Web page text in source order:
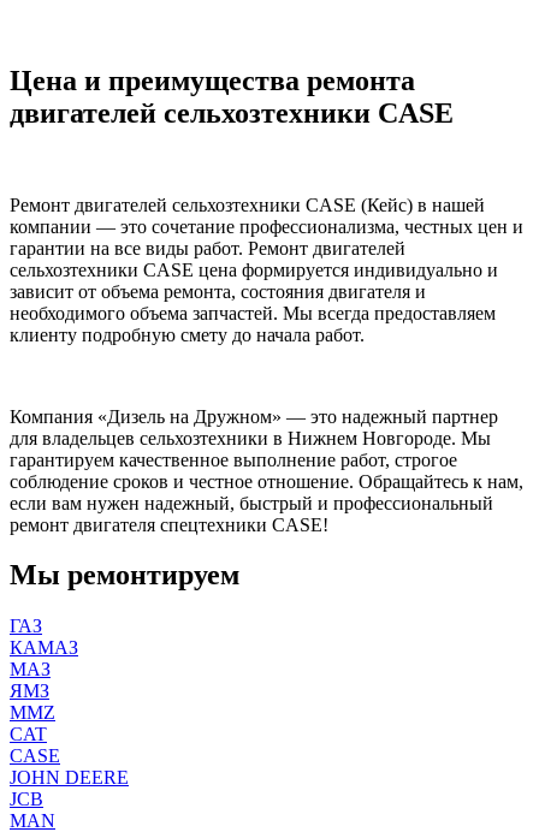
Цена и преимущества ремонта
двигателей сельхозтехники CASE
Ремонт двигателей сельхозтехники CASE (Кейс) в нашей
компании — это сочетание профессионализма, честных цен и
гарантии на все виды работ. Ремонт двигателей
сельхозтехники CASE цена формируется индивидуально и
зависит от объема ремонта, состояния двигателя и
необходимого объема запчастей. Мы всегда предоставляем
клиенту подробную смету до начала работ.
Компания «Дизель на Дружном» — это надежный партнер
для владельцев сельхозтехники в Нижнем Новгороде. Мы
гарантируем качественное выполнение работ, строгое
соблюдение сроков и честное отношение. Обращайтесь к нам,
если вам нужен надежный, быстрый и профессиональный
ремонт двигателя спецтехники CASE!
Мы ремонтируем
ГАЗ
КАМАЗ
МАЗ
ЯМЗ
MMZ
CAT
CASE
JOHN DEERE
JCB
MAN